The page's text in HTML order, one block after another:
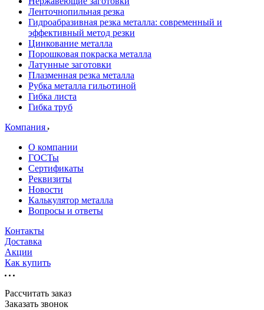
Ленточнопильная резка
Гидроабразивная резка металла: современный и
эффективный метод резки
Цинкование металла
Порошковая покраска металла
Латунные заготовки
Плазменная резка металла
Рубка металла гильотиной
Гибка листа
Гибка труб
Компания
О компании
ГОСТы
Сертификаты
Реквизиты
Новости
Калькулятор металла
Вопросы и ответы
Контакты
Доставка
Акции
Как купить
Рассчитать заказ
Заказать звонок